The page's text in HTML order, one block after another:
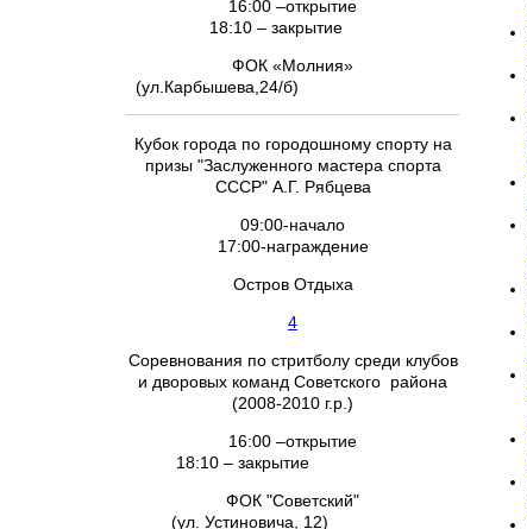
16:00 –открытие
18:10 – закрытие
ФОК «Молния»
(ул.Карбышева,24/б)
Кубок города по городошному спорту на
призы "Заслуженного мастера спорта
СССР" А.Г. Рябцева
09:00-начало
17:00-награждение
Остров Отдыха
4
Соревнования по стритболу среди клубов
и дворовых команд Советского района
(2008-2010 г.р.)
16:00 –открытие
18:10 – закрытие
ФОК "Советский"
(ул. Устиновича, 12)